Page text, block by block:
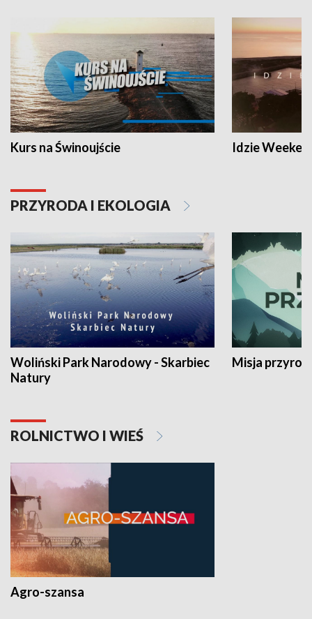
Kurs na Świnoujście Idzie
PRZYRODA I EKOLOGIA
Woliński Park Narodowy - Skarbiec
Natury
Misja
ROLNICTWO I WIEŚ
Agro-szansa